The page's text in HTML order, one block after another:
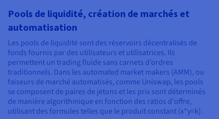
Pools de liquidité, création de marchés et
automatisation
Les pools de liquidité sont des réservoirs décentralisés de
fonds fournis par des utilisateurs et utilisatrices. Ils
permettent un trading fluide sans carnets d’ordres
traditionnels. Dans les automated market makers (AMM), ou
faiseurs de marché automatisés, comme Uniswap, les pools
se composent de paires de jetons et les prix sont déterminés
de manière algorithmique en fonction des ratios d'offre,
utilisant des formules telles que le produit constant (x*y=k).